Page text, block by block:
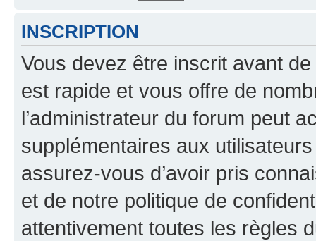
INSCRIPTION
Vous devez être inscrit avant
est rapide et vous offre de
l’administrateur du forum peut
supplémentaires aux
assurez-vous d’avoir pris
et de notre politique de
attentivement toutes les règles